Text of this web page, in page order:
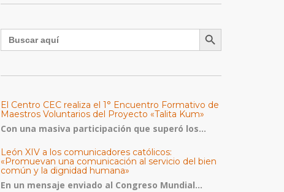
Buscar: Botón de búsqueda
El Centro CEC realiza el 1° Encuentro Formativo de
Maestros Voluntarios del Proyecto «Talita Kum»
Con una masiva participación que superó los...
León XIV a los comunicadores católicos:
«Promuevan una comunicación al servicio del bien
común y la dignidad humana»
En un mensaje enviado al Congreso Mundial...